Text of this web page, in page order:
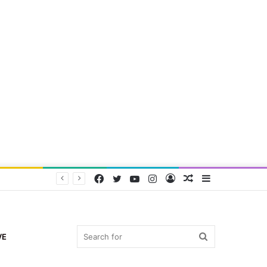
Random
Log
Instagram
YouTube
Twitter
Facebook